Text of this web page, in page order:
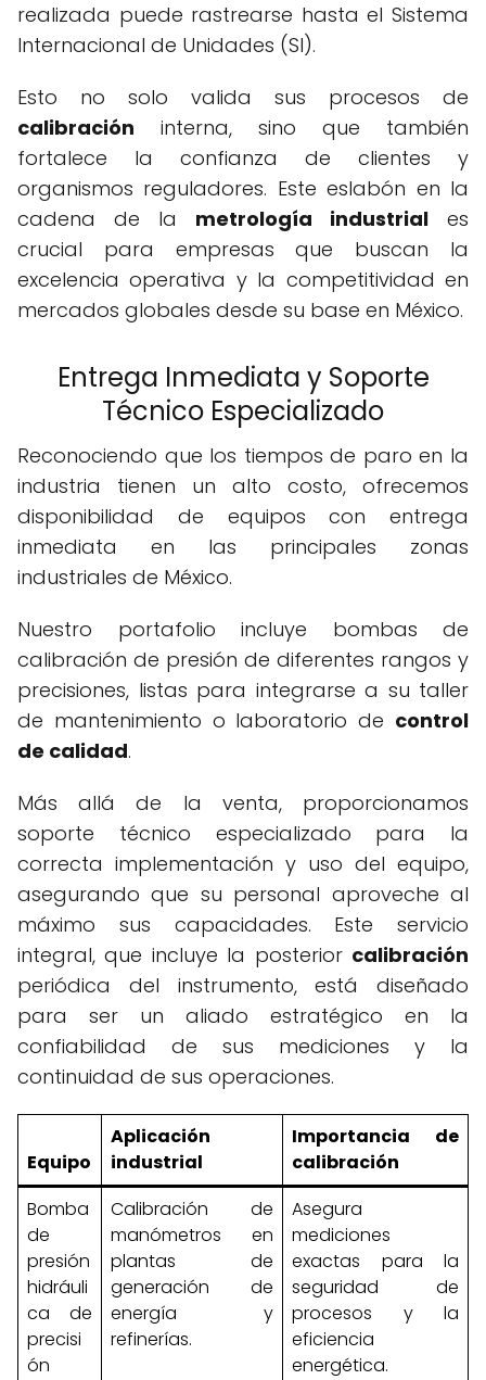
realizada puede rastrearse hasta el Sistema
Internacional de Unidades (SI).
Esto no solo valida sus procesos de
calibración interna, sino que también
fortalece la confianza de clientes y
organismos reguladores. Este eslabón en la
cadena de la metrología industrial es
crucial para empresas que buscan la
excelencia operativa y la competitividad en
mercados globales desde su base en México.
Entrega Inmediata y Soporte
Técnico Especializado
Reconociendo que los tiempos de paro en la
industria tienen un alto costo, ofrecemos
disponibilidad de equipos con entrega
inmediata en las principales zonas
industriales de México.
Nuestro portafolio incluye bombas de
calibración de presión de diferentes rangos y
precisiones, listas para integrarse a su taller
de mantenimiento o laboratorio de control
de calidad.
Más allá de la venta, proporcionamos
soporte técnico especializado para la
correcta implementación y uso del equipo,
asegurando que su personal aproveche al
máximo sus capacidades. Este servicio
integral, que incluye la posterior calibración
periódica del instrumento, está diseñado
para ser un aliado estratégico en la
confiabilidad de sus mediciones y la
continuidad de sus operaciones.
Equipo
Aplicación
industrial
Importancia de
calibración
Bomba
de
presión
hidráuli
ca de
precisi
ón
Calibración de
manómetros en
plantas de
generación de
energía y
refinerías.
Asegura
mediciones
exactas para la
seguridad de
procesos y la
eficiencia
energética.